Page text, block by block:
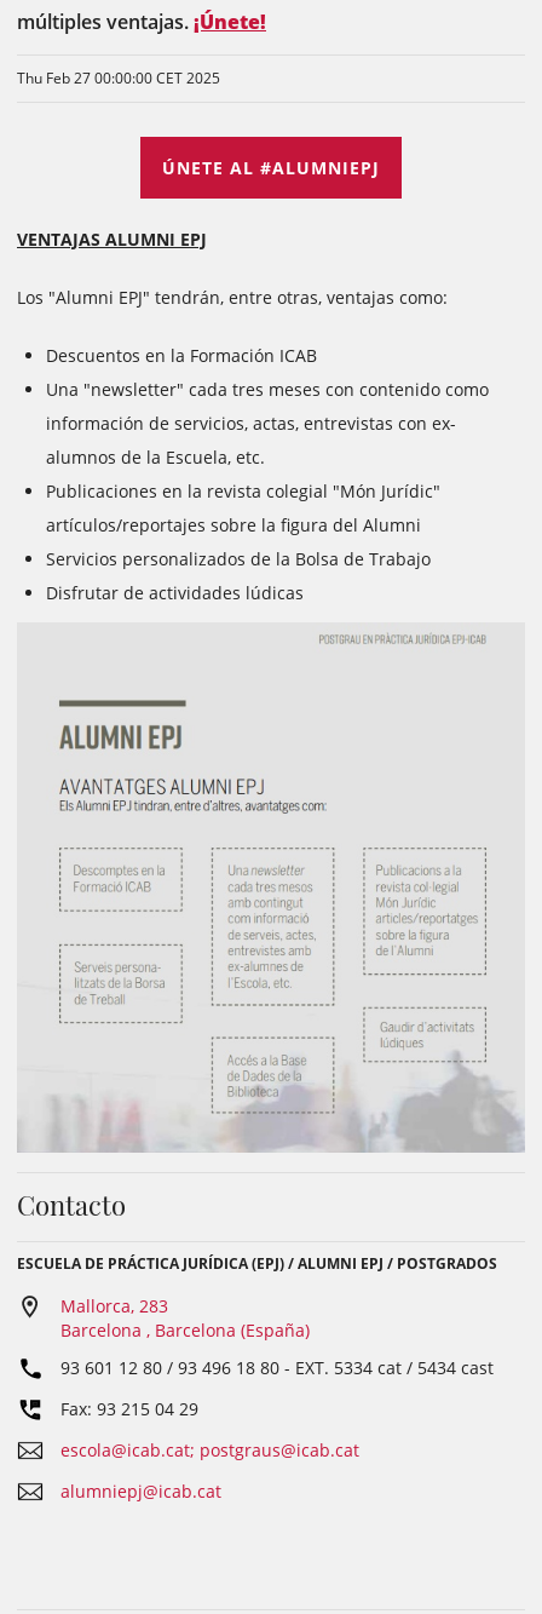
múltiples ventajas.¡Únete!
Thu Feb 27 00:00:00 CET 2025
ÚNETE AL #ALUMNIEPJ
VENTAJAS ALUMNI EPJ
Los "Alumni EPJ" tendrán, entre otras, ventajas como:
Descuentos en la Formación ICAB
Una "newsletter" cada tres meses con contenido como
información de servicios, actas, entrevistas con ex-
alumnos de la Escuela, etc.
Publicaciones en la revista colegial "Món Jurídic"
artículos/reportajes sobre la figura del Alumni
Servicios personalizados de la Bolsa de Trabajo
Disfrutar de actividades lúdicas
Contacto
ESCUELA DE PRÁCTICA JURÍDICA (EPJ) / ALUMNI EPJ / POSTGRADOS
Mallorca, 283
Barcelona , Barcelona (España)
93 601 12 80 / 93 496 18 80 - EXT. 5334 cat / 5434 cast
Fax: 93 215 04 29
escola@icab.cat; postgraus@icab.cat
alumniepj@icab.cat